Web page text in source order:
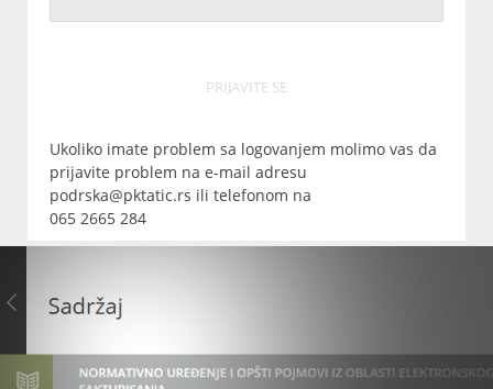
PRIJAVITE SE
Ukoliko imate problem sa logovanjem molimo vas da
prijavite problem na e-mail adresu
podrska@pktatic.rs ili telefonom na
065 2665 284